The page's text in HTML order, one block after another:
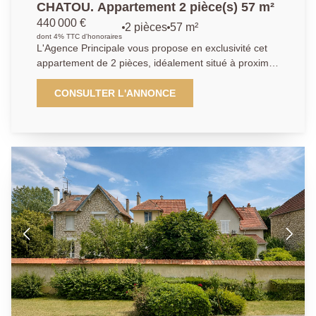
CHATOU. Appartement 2 pièce(s) 57 m²
440 000 €
dont 4% TTC d'honoraires
2 pièces 57 m²
L'Agence Principale vous propose en exclusivité cet
appartement de 2 pièces, idéalement situé à proximité
immédiate de la place Berteaux. Triangle d'or. A
moins de 5 mn à pied de la gare de Chatou donnant
accès au RER A, cet appartement de deux pièces
dégagement avec rangements, un séjour 18 m² avec
un balcon de 11 m², une cuisine aménagée et
équipée pouvant être ouverte sur le séjour si on le
désire, ainsi qu'une grande chambre de 15.4m², une
salle d'eau et un WC. Un emplacement de parking en
sous-sol et une cave complètent le bien. Profitez d'un
emplacement idéal, à proximité immédiate de toutes
les commodités , pour un quotidien pratique et
agréable.
CONSULTER L'ANNONCE